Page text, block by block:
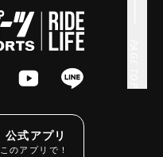
式アプリ
のアプリで！